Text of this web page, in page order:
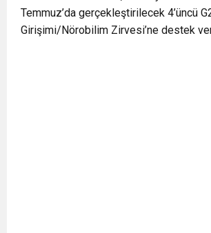
Temmuz’da gerçekleştirilecek 4’üncü
Girişimi/Nörobilim Zirvesi’ne destek